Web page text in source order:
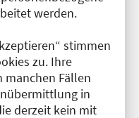
werden.
stimmen
zu. Ihre
manchen Fällen
in
derzeit kein mit
getätigten Angaben.
keine
Haftung obliegt dem